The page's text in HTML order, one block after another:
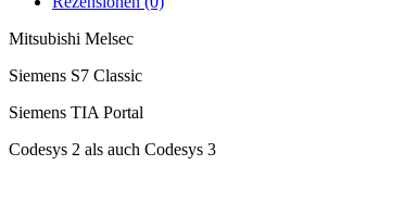
Mitsubishi Melsec
Siemens S7 Classic
Siemens TIA Portal
Codesys 2 als auch Codesys 3